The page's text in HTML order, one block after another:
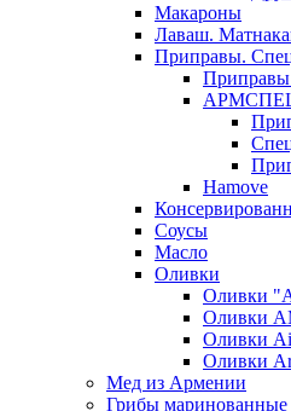
Макароны
Лаваш.
Приправы.
Приправы
Hamove
Соусы
Масло
Оливки
Оливки
Оливки
Оливки
Оливки
Мед из Армении
Грибы маринованные